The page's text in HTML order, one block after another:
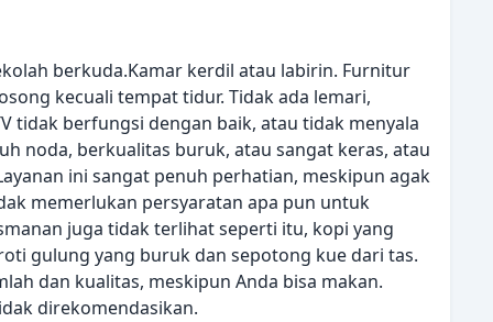
berkuda.Kamar kerdil atau labirin. Furnitur
kecuali tempat tidur. Tidak ada lemari,
tidak berfungsi dengan baik, atau tidak menyala
noda, berkualitas buruk, atau sangat keras, atau
ini sangat penuh perhatian, meskipun agak
memerlukan persyaratan apa pun untuk
juga tidak terlihat seperti itu, kopi yang
gulung yang buruk dan sepotong kue dari tas.
dan kualitas, meskipun Anda bisa makan.
direkomendasikan.